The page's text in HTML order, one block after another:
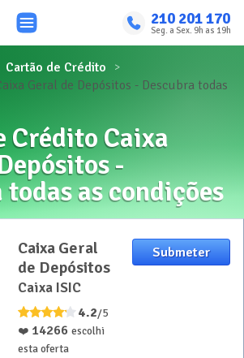
210 201 170
Seg. a Sex. 9h as 19h
Cartão de Crédito
Geral de Depósitos - Descubra todas
Crédito Caixa
-
as condições
Caixa Geral
de Depósitos
Caixa ISIC
4.2/5
❤️ 14266 escolhi
esta oferta
Submeter